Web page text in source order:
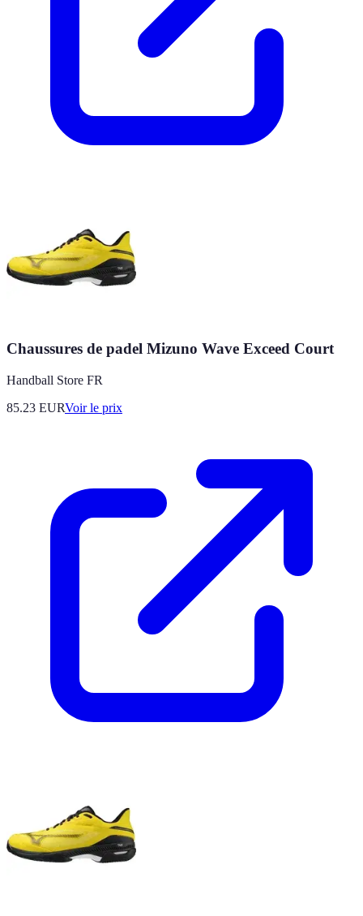
Chaussures de padel Mizuno Wave Exceed Court
Handball Store FR
85.23 EURVoir le prix